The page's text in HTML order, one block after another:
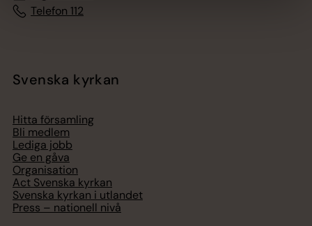
Telefon 112
Svenska kyrkan
Hitta församling
Bli medlem
Lediga jobb
Ge en gåva
Organisation
Act Svenska kyrkan
Svenska kyrkan i utlandet
Press – nationell nivå